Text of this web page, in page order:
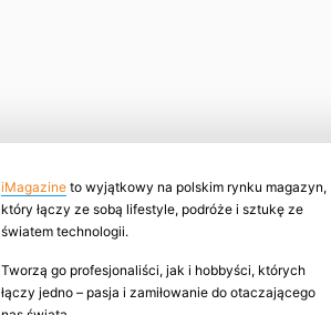
iMagazine to wyjątkowy na polskim rynku magazyn,
który łączy ze sobą lifestyle, podróże i sztukę ze
światem technologii.
Tworzą go profesjonaliści, jak i hobbyści, których
łączy jedno – pasja i zamiłowanie do otaczającego